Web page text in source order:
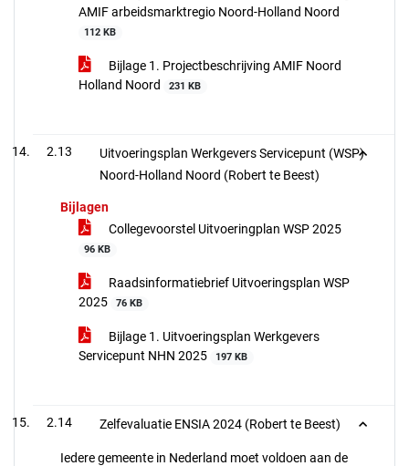
AMIF arbeidsmarktregio Noord-Holland Noord
112 KB
Bijlage 1. Projectbeschrijving AMIF Noord
Holland Noord
231 KB
2.13
Uitvoeringsplan Werkgevers Servicepunt (WSP)
Noord-Holland Noord (Robert te Beest)
Bijlagen
Collegevoorstel Uitvoeringplan WSP 2025
96 KB
Raadsinformatiebrief Uitvoeringsplan WSP
2025
76 KB
Bijlage 1. Uitvoeringsplan Werkgevers
Servicepunt NHN 2025
197 KB
2.14 Zelfevaluatie ENSIA 2024 (Robert te Beest)
Iedere gemeente in Nederland moet voldoen aan de